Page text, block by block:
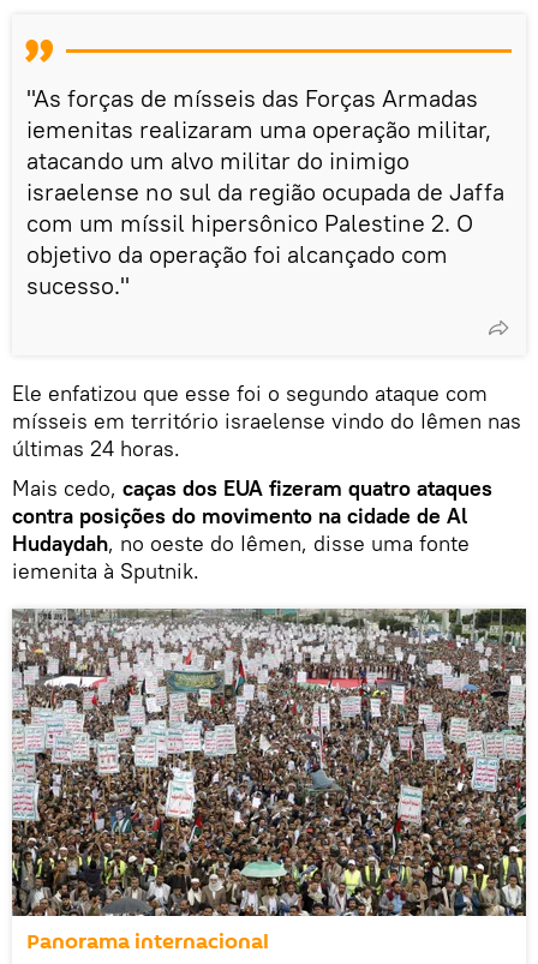
"As forças de mísseis das Forças Armadas
iemenitas realizaram uma operação militar,
atacando um alvo militar do inimigo
israelense no sul da região ocupada de Jaffa
com um míssil hipersônico Palestine 2. O
objetivo da operação foi alcançado com
sucesso."
Ele enfatizou que esse foi o segundo ataque com
mísseis em território israelense vindo do Iêmen nas
últimas 24 horas.
Mais cedo, caças dos EUA fizeram quatro ataques
contra posições do movimento na cidade de Al
Hudaydah, no oeste do Iêmen, disse uma fonte
iemenita à Sputnik.
Panorama internacional